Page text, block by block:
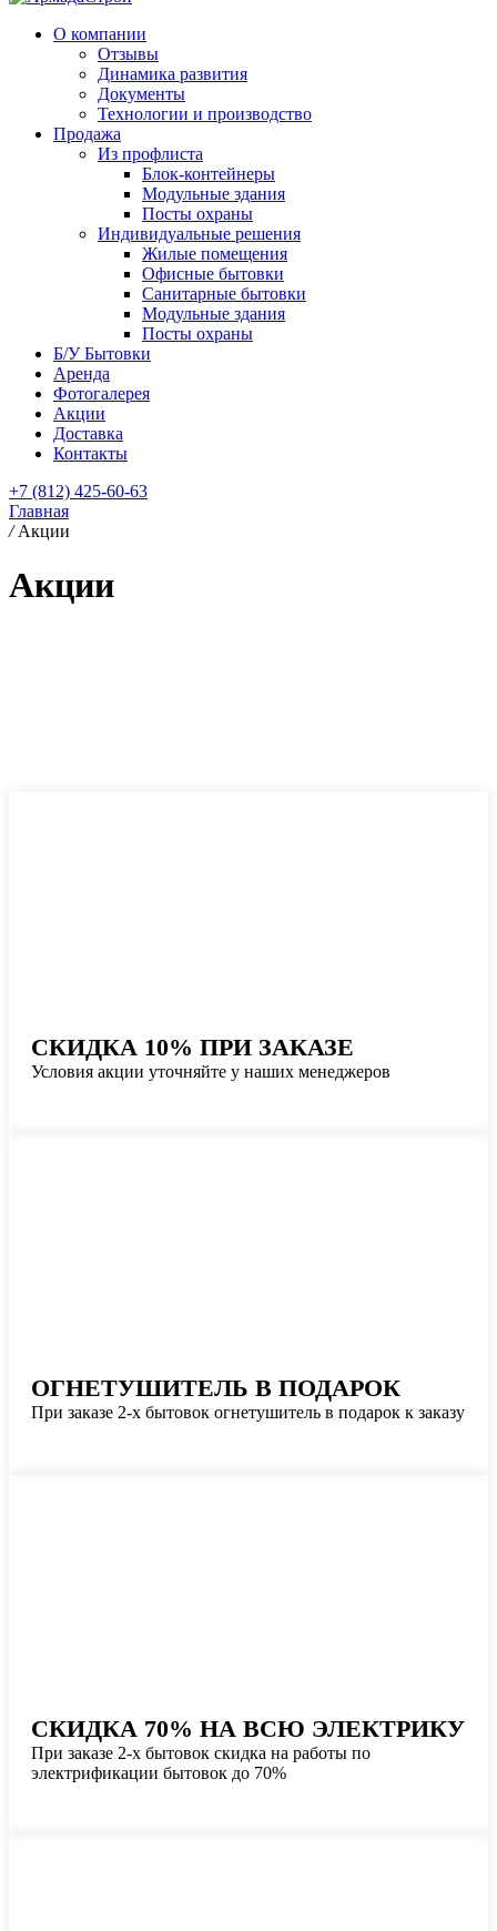
О компании
Отзывы
Динамика развития
Документы
Технологии и производство
Продажа
Из профлиста
Блок-контейнеры
Модульные здания
Посты охраны
Индивидуальные решения
Жилые помещения
Офисные бытовки
Санитарные бытовки
Модульные здания
Посты охраны
Б/У Бытовки
Аренда
Фотогалерея
Акции
Доставка
Контакты
+7 (812) 425-60-63
Главная
/ Акции
Акции
СКИДКА 10% ПРИ ЗАКАЗЕ
Условия акции уточняйте у наших менеджеров
ОГНЕТУШИТЕЛЬ В ПОДАРОК
При заказе 2-х бытовок огнетушитель в подарок к заказу
СКИДКА 70% НА ВСЮ ЭЛЕКТРИКУ
При заказе 2-х бытовок скидка на работы по
электрификации бытовок до 70%